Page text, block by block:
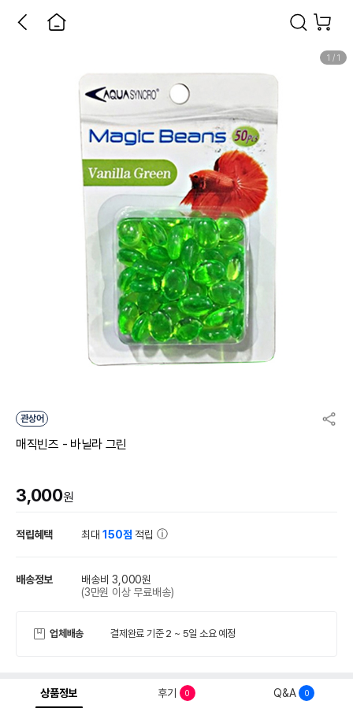
1 / 1
관상어
매직빈즈 - 바닐라 그린
3,000원
적립혜택 최대150점 적립
배송정보
배송비 3,000원
(3만원 이상 무료배송)
업체배송 결제완료 기준 2 ~ 5일 소요 예정
상품정보 후기 0 Q&A 0